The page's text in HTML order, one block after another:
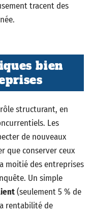
tracent des
bien
structurant, en
Les
de nouveaux
que conserver ceux
moitié des entreprises
Un simple
(seulement 5 % de
rentabilité de